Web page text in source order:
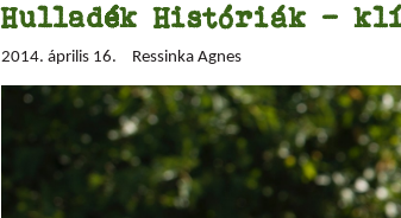
Hulladék Históriák -
2014. április 16. Ressinka Agnes